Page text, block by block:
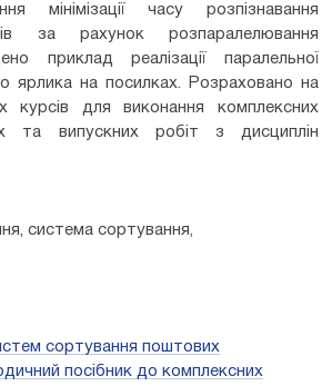
мінімізації часу розпізнавання
за рахунок розпаралелювання
приклад реалізації паралельної
ярлика на посилках. Розраховано на
курсів для виконання комплексних
та випускних робіт з дисциплін
система сортування,
сортування поштових
посібник до комплексних